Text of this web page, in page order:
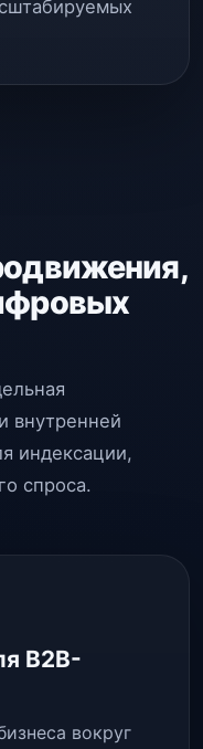
внутренней
индексации,
спроса.
B2B-
вокруг